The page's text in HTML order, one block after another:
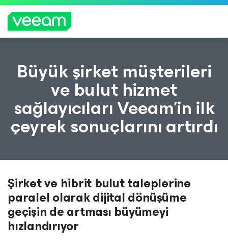
CrowdStrike'ın içerik güncellemesinden etkilenen
müşteriler için Veeam'in rehberliği
FAZL
A
BILGI
Büyük şirket müşterileri
ve bulut hizmet
sağlayıcıları Veeam’in ilk
çeyrek sonuçlarını artırdı
Şirket ve hibrit bulut taleplerine
paralel olarak dijital dönüşüme
geçişin de artması büyümeyi
hızlandırıyor